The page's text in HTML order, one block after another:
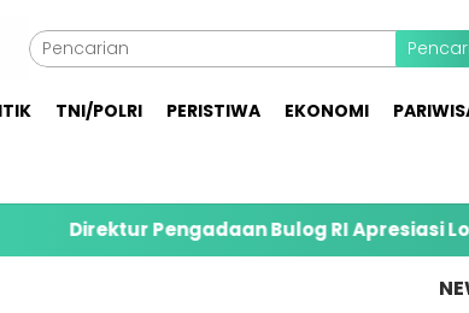
TNI/POLRI PERISTIWA EKONOMI
Pengadaan Bulog RI Apresiasi Lonjakan